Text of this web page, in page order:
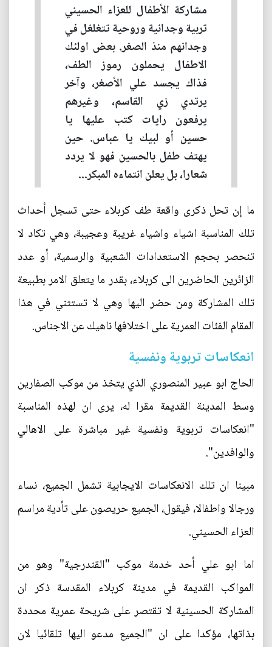
مشاركة الأطفال للعزاء الحسيني
تربية وجدانية وروحية تتغلغل في
وجدانهم منذ الصغر. بعض اولئك
الاطفال يحملون رموز الطف،
فذاك يجسد علي الأصغر، وآخر
يرتدي زي القاسم، وغيرهم
يرفعون رايات كتب عليها يا
حسين أو لبيك يا عباس. حين
يهتف طفل بالحسين فهو لا يردد
شعارا، بل يعلن انتماءه المبكر...
ما إن تحل ذكرى واقعة طف كربلاء حتى تسجل أحداث
تلك المناسبة اشياء واشياء غريبة وعجيبة، وهي تكاد لا
تنحصر بحجم الاستعدادات الشعبية والرسمية، أو عدد
الزائرين الحاضرين الى كربلاء، بقدر ما يتعلق الامر بطبيعة
تلك المشاركة ومن حضر اليها وهي لا تستثني في هذا
المقام الفئات العمرية على اختلافها ناهيك عن الاجناس.
انعكاسات تربوية ونفسية
الحاج ابو عبير المنصوري الذي يتخذ من موكب الصفارين
وسط المدينة القديمة مقرا له، يرى ان لهذه المناسبة
"انعكاسات تربوية ونفسية غير مباشرة على الاهالي
والوافدين".
مبينا ان تلك الانعكاسات الايجابية تشمل الجميع، نساء
ورجالا واطفالا، فيقول، الجميع حريصون على تأدية مراسم
العزاء الحسيني.
اما ابو علي أحد خدمة موكب "القندرجية" وهو من
المواكب القديمة في مدينة كربلاء المقدسة ذكر ان
المشاركة الحسينية لا تقتصر على شريحة عمرية محددة
بذاتها، مؤكدا على ان "الجميع مدعو اليها تلقائيا لان